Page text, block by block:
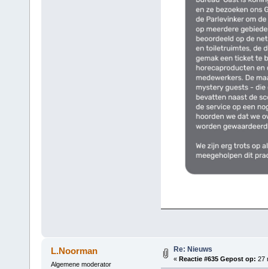
L.Noorman
Algemene moderator
Re: Nieuws
« Reactie #635 Gepost op: 27